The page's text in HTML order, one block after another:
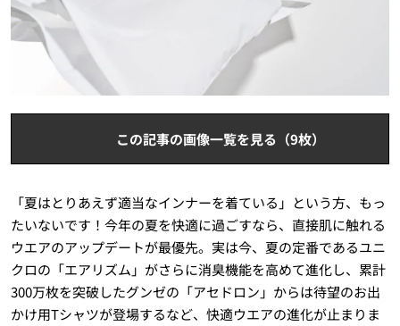
この記事の画像一覧を見る（9枚）
「夏はとりあえず適当なインナーを着ている」という方、もっ
たいないです！今年の夏を快適に過ごすなら、直接肌に触れる
ウエアのアップデートが最優先。実は今、夏の定番であるユニ
クロの「エアリズム」がさらに消臭機能を高めて進化し、累計
300万枚を突破したグンゼの「アセドロン」からは待望のお出
かけ用Tシャツが登場するなど、快適ウエアの進化が止まりま